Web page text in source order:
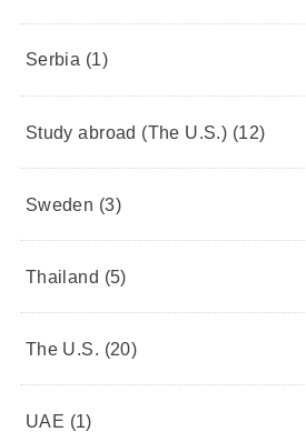
Serbia (1)
Study abroad (The U.S.) (12)
Sweden (3)
Thailand (5)
The U.S. (20)
UAE (1)